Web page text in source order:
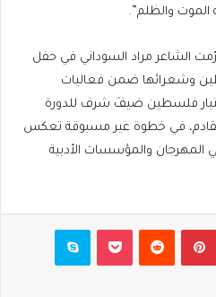
الموت والظلم”.
الشاعر مراد السوداني في حفل
وشعرائها ضمن فعاليات
فلسطين ضيفَ شرف للدورة
في خطوة غير مسبوقة تعكس
المهرجان والمؤسسات الأدبية
بينتيريست بوكيت سكايب